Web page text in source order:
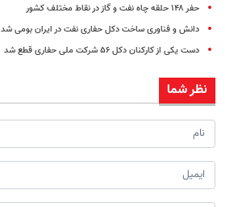
حفر ۱۴۸ حلقه چاه نفت و گاز در نقاط مختلف کشور
دانش و فناوری ساخت دکل حفاری نفت در ایران بومی شد
دست یکی از کارکنان دکل ۵۶ شرکت ملی حفاری قطع شد
نظر شما